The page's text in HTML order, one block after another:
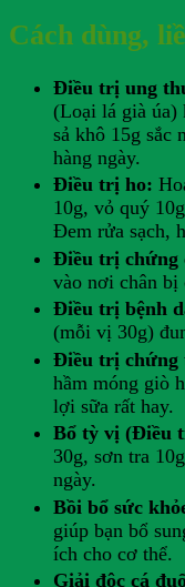
Cách dùng,
Điều trị ung
(Loại lá già úa)
sả khô 15g sắc
hàng ngày.
Điều trị ho:
10g, vỏ quý
Đem rửa sạch,
Điều trị chứng
vào nơi chân bị
Điều trị bệnh
(mỗi vị 30g)
Điều trị chứng
hầm móng giò
lợi sữa rất hay.
Bổ tỳ vị (Điều
30g, sơn tra
ngày.
Bồi bổ sức
giúp bạn bổ
ích cho cơ thể.
Giải độc cá